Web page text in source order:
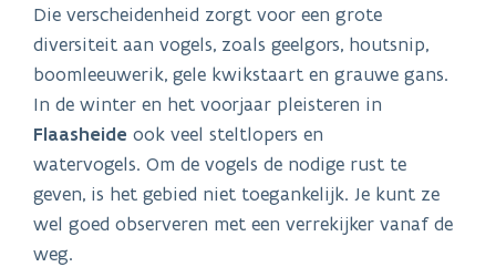
Die verscheidenheid zorgt voor een grote
diversiteit aan vogels, zoals geelgors, houtsnip,
boomleeuwerik, gele kwikstaart en grauwe gans.
In de winter en het voorjaar pleisteren in
Flaasheide ook veel steltlopers en
watervogels. Om de vogels de nodige rust te
geven, is het gebied niet toegankelijk. Je kunt ze
wel goed observeren met een verrekijker vanaf de
weg.